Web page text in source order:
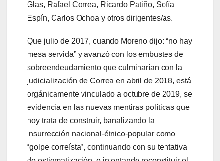
Glas, Rafael Correa, Ricardo Patiño, Sofía
Espín, Carlos Ochoa y otros dirigentes/as.
Que julio de 2017, cuando Moreno dijo: “no hay
mesa servida” y avanzó con los embustes de
sobreendeudamiento que culminarían con la
judicialización de Correa en abril de 2018, está
orgánicamente vinculado a octubre de 2019, se
evidencia en las nuevas mentiras políticas que
hoy trata de construir, banalizando la
insurrección nacional-étnico-popular como
“golpe correísta”, continuando con su tentativa